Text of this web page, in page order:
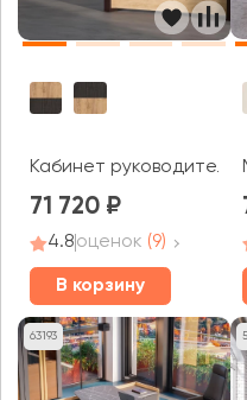
Кабинет руководителя
71 720
4.8оценок (9)
В корзину
63193